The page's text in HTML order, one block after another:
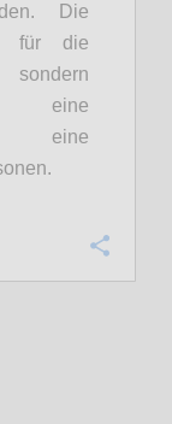
.
Die
für die
eine
eine